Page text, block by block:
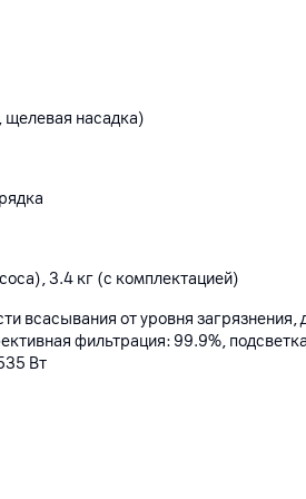
насадка)
3.4 кг (с комплектацией)
всасывания от уровня загрязнения,
фильтрация: 99.9%,
Вт